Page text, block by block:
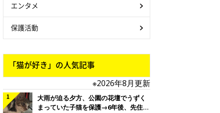
エンタメ
保護活動
「猫が好き」の人気記事
※2026年8月更新
大雨が迫る夕方、公園の花壇でうずく
まっていた子猫を保護→6年後、先住猫